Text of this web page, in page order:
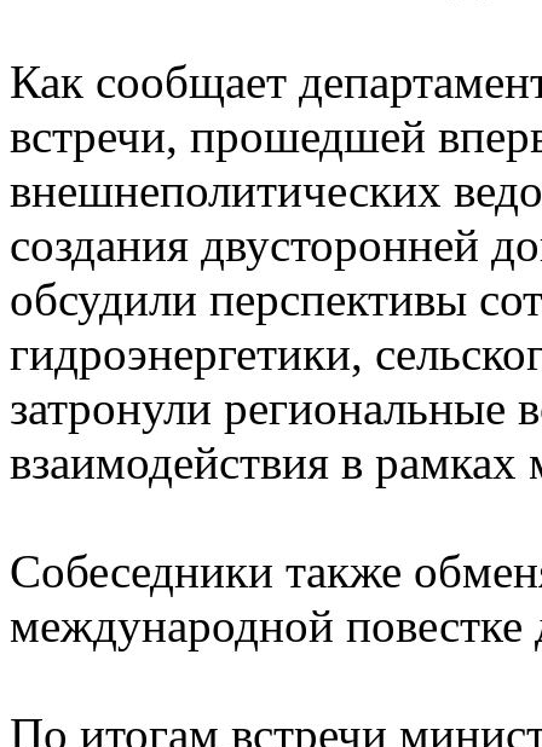
Как сообщает
встречи, прошедшей
внешнеполитических
создания двусторонней
обсудили перспективы
гидроэнергетики,
затронули региональные
взаимодействия в
Собеседники также
международной повестке
По итогам встречи